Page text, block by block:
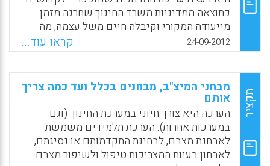
כתוצאה ממדיניות משרד החינוך שחרגה מזמן
מייעודה המקורי וקיבלה חיים משל עצמה, מה
שאיננו מדיד – למשל מקצועות שאינם כלולים
בבחינות המיצ"ב – הפך ללא נחשב. המבחנים
האין-סופיים, והאיום הלא-מרומז הטמון בהם, גם
הביאו את בתי הספר להדגיש את המימד הטכני
שבהוראת המקצועות שכן נבחנים עליהם, שהרי
"חייבים להספיק את כל החומר לפני המבחן". אין
זמן לשאלות או לחקירה, ללמידה שבסופו של דבר
מעניינת ומהותית יותר מסתם שינון ( אור קשתי) .
24-09-2012 קראו עוד...
תקציר
מבחני המיצ"ב, מבחנים בכלל ועד כמה צריך
אותם
הערכה היא צורך חיוני במערכת החינוך (וגם
במערכות אחרות). הערכת תלמידים משמשת
לאבחנת מצבם, לבחינת התקדמותם או נסיגתם,
לאבחון בעיות המצריכות טיפול ולשיפור מצבם